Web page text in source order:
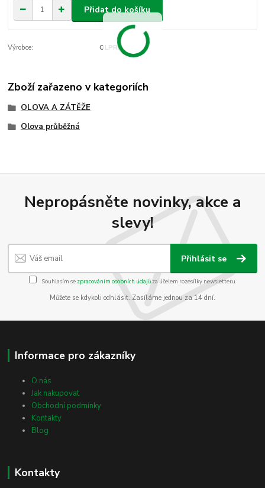
Přidat do košíku
Výrobce: OLPRA
Zboží zařazeno v kategoriích
OLOVA A ZÁTĚŽE
Olova průběžná
Nepropásněte novinky, akce a
slevy!
Přihlásit se
Souhlasím se zpracováním osobních údajůza účelem rozesílky newsletteru.
Můžete se kdykoli odhlásit. Zasíláme jednou za 14 dní.
Informace pro zákazníky
O nás
Jak nakupovat
Obchodní podmínky
Kontakty
Blog
Kontakty